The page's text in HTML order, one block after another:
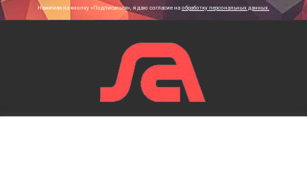
Нажимая на кнопку «Подписаться», я даю cогласие на обработку персональных данных.